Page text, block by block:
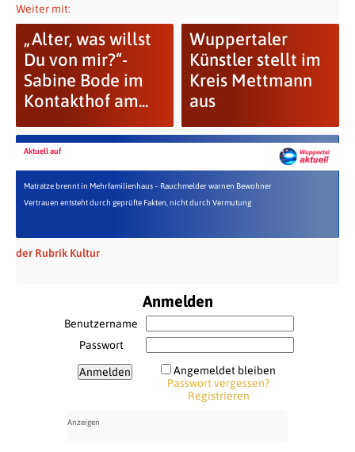
Weiter mit:
„Alter, was willst
Du von mir?“-
Sabine Bode im
Kontakthof am...
Wuppertaler
Künstler stellt im
Kreis Mettmann
aus
Aktuell auf
Matratze brennt in Mehrfamilienhaus – Rauchmelder warnen Bewohner
Vertrauen entsteht durch geprüfte Fakten, nicht durch Vermutung
der Rubrik Kultur
Anmelden
Benutzername
Passwort
Angemeldet bleiben
Passwort vergessen?
Registrieren